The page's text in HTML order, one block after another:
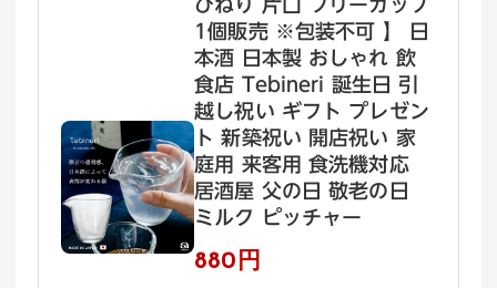
びねり 片口 フリーカップ
1個販売 ※包装不可 】 日
本酒 日本製 おしゃれ 飲
食店 Tebineri 誕生日 引
越し祝い ギフト プレゼン
ト 新築祝い 開店祝い 家
庭用 来客用 食洗機対応
居酒屋 父の日 敬老の日
ミルク ピッチャー
880円